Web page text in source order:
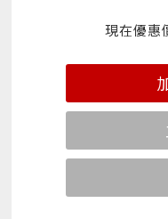
現在優惠